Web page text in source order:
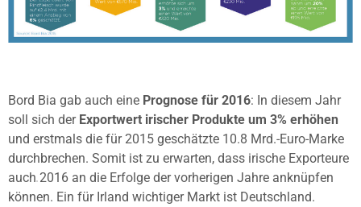
Bord Bia gab auch eine Prognose für 2016: In diesem Jahr
soll sich der Exportwert irischer Produkte um 3% erhöhen
und erstmals die für 2015 geschätzte 10.8 Mrd.-Euro-Marke
durchbrechen. Somit ist zu erwarten, dass irische Exporteure
auch 2016 an die Erfolge der vorherigen Jahre anknüpfen
können. Ein für Irland wichtiger Markt ist Deutschland.